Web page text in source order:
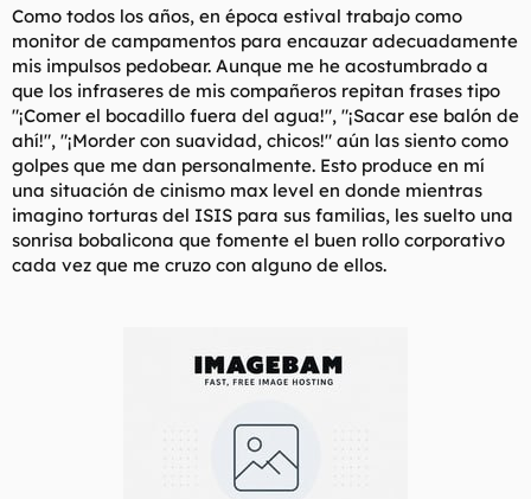
e
a
Como todos los años, en época estival trabajo como
monitor de campamentos para encauzar adecuadamente
mis impulsos pedobear. Aunque me he acostumbrado a
que los infraseres de mis compañeros repitan frases tipo
"¡Comer el bocadillo fuera del agua!", "¡Sacar ese balón de
ahí!", "¡Morder con suavidad, chicos!" aún las siento como
golpes que me dan personalmente. Esto produce en mí
una situación de cinismo max level en donde mientras
imagino torturas del ISIS para sus familias, les suelto una
sonrisa bobalicona que fomente el buen rollo corporativo
cada vez que me cruzo con alguno de ellos.